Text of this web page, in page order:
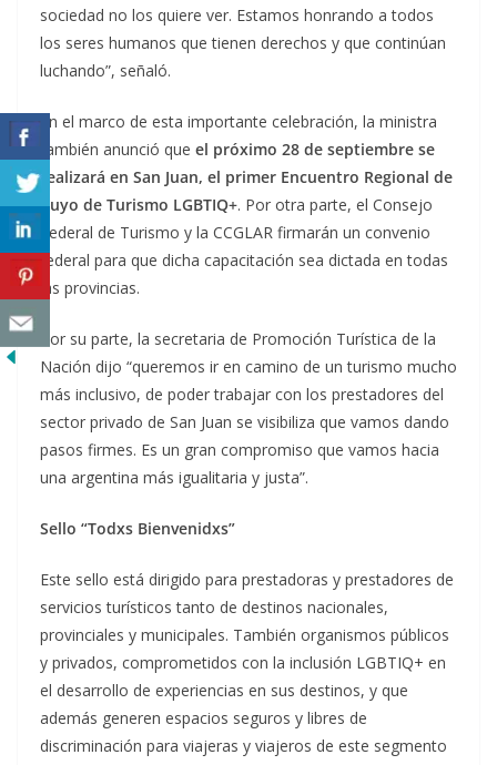
sociedad no los quiere ver. Estamos honrando a todos
los seres humanos que tienen derechos y que continúan
luchando”, señaló.
En el marco de esta importante celebración, la ministra
también anunció que el próximo 28 de septiembre se
realizará en San Juan, el primer Encuentro Regional de
Cuyo de Turismo LGBTIQ+. Por otra parte, el Consejo
Federal de Turismo y la CCGLAR firmarán un convenio
federal para que dicha capacitación sea dictada en todas
las provincias.
Por su parte, la secretaria de Promoción Turística de la
Nación dijo “queremos ir en camino de un turismo mucho
más inclusivo, de poder trabajar con los prestadores del
sector privado de San Juan se visibiliza que vamos dando
pasos firmes. Es un gran compromiso que vamos hacia
una argentina más igualitaria y justa”.
Sello “Todxs Bienvenidxs”
Este sello está dirigido para prestadoras y prestadores de
servicios turísticos tanto de destinos nacionales,
provinciales y municipales. También organismos públicos
y privados, comprometidos con la inclusión LGBTIQ+ en
el desarrollo de experiencias en sus destinos, y que
además generen espacios seguros y libres de
discriminación para viajeras y viajeros de este segmento